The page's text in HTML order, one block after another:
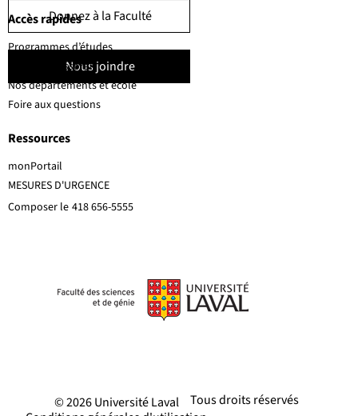
Donnez à la Faculté
Nous joindre
MESURES D'URGENCE
Composer le 418 656-5555
Accès rapides
Ressources
Programmes d’études
Corps professoral
Nos départements et école
Foire aux questions
monPortail
Tous droits réservés
© 2026 Université Laval